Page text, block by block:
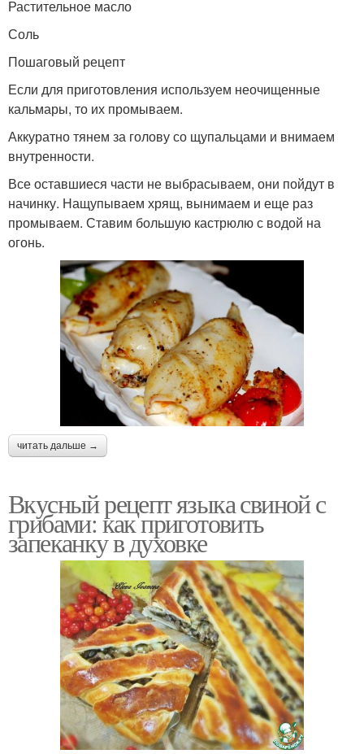
Растительное масло
Соль
Пошаговый рецепт
Если для приготовления используем неочищенные
кальмары, то их промываем.
Аккуратно тянем за голову со щупальцами и внимаем
внутренности.
Все оставшиеся части не выбрасываем, они пойдут в
начинку. Нащупываем хрящ, вынимаем и еще раз
промываем. Ставим большую кастрюлю с водой на
огонь.
читать дальше →
Вкусный рецепт языка свиной с
грибами: как приготовить
запеканку в духовке